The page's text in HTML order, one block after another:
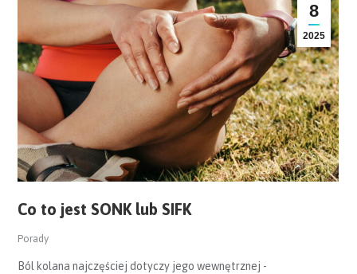
8
2025
Co to jest SONK lub SIFK
Porady
Ból kolana najczęściej dotyczy jego wewnętrznej -